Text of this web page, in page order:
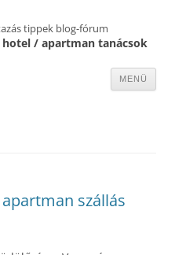
tippek blog-fórum
hotel / apartman tanácsok
MENÜ
szállás